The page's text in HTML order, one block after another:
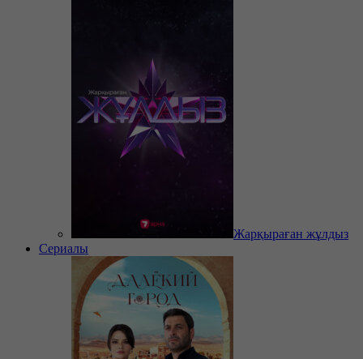
Жарқыраған жұлдыз
Сериалы